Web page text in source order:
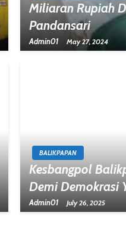
Miliaran Rupiah
Pandansari
Admin01 May 27, 2024
BALIKPAPAN
Kesbangpol
Demi Demokrasi
Admin01 July 26, 2025